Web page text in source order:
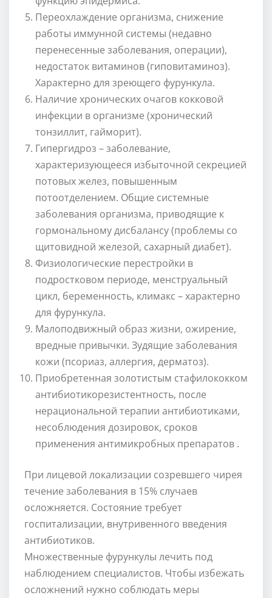
Переохлаждение организма, снижение
работы иммунной системы (недавно
перенесенные заболевания, операции),
недостаток витаминов (гиповитаминоз).
Характерно для зреющего фурункула.
Наличие хронических очагов кокковой
инфекции в организме (хронический
тонзиллит, гайморит).
Гипергидроз – заболевание,
характеризующееся избыточной секрецией
потовых желез, повышенным
потоотделением. Общие системные
заболевания организма, приводящие к
гормональному дисбалансу (проблемы со
щитовидной железой, сахарный диабет).
Физиологические перестройки в
подростковом периоде, менструальный
цикл, беременность, климакс – характерно
для фурункула.
Малоподвижный образ жизни, ожирение,
вредные привычки. Зудящие заболевания
кожи (псориаз, аллергия, дерматоз).
Приобретенная золотистым стафилококком
антибиотикорезистентность, после
нерациональной терапии антибиотиками,
несоблюдения дозировок, сроков
применения антимикробных препаратов .
При лицевой локализации созревшего чирея
течение заболевания в 15% случаев
осложняется. Состояние требует
госпитализации, внутривенного введения
антибиотиков.
Множественные фурункулы лечить под
наблюдением специалистов. Чтобы избежать
осложнений нужно соблюдать меры